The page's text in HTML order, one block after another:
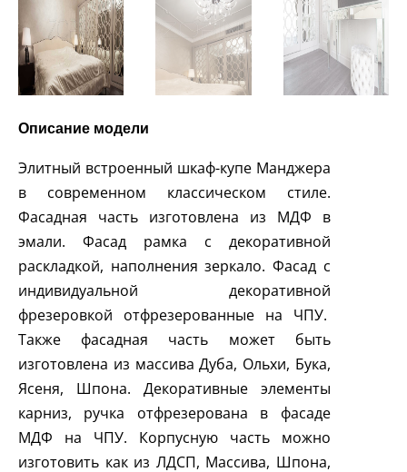
Описание модели
Элитный встроенный шкаф-купе Манджера
в современном классическом стиле.
Фасадная часть изготовлена из МДФ в
эмали. Фасад рамка с декоративной
раскладкой, наполнения зеркало. Фасад с
индивидуальной декоративной
фрезеровкой отфрезерованные на ЧПУ.
Также фасадная часть может быть
изготовлена из массива Дуба, Ольхи, Бука,
Ясеня, Шпона. Декоративные элементы
карниз, ручка отфрезерована в фасаде
МДФ на ЧПУ. Корпусную часть можно
изготовить как из ЛДСП, Массива, Шпона,